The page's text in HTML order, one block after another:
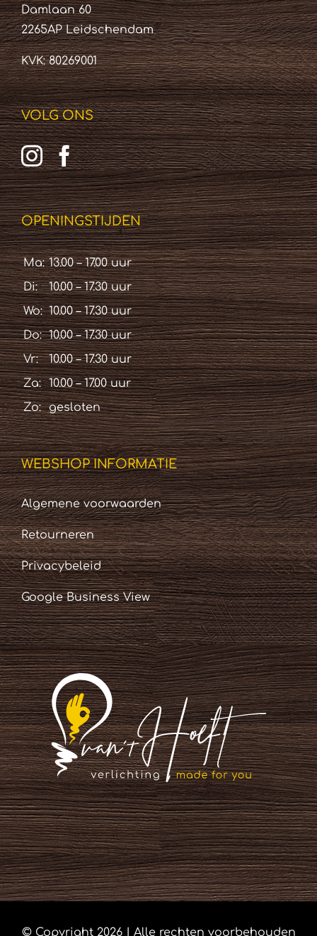
Damlaan 60
2265AP Leidschendam
KVK: 80269001
VOLG ONS
OPENINGSTIJDEN
Ma: 13.00 – 17.00 uur
Di:
10.00 – 17.30 uur
Wo: 10.00 – 17.30 uur
Do: 10.00 – 17.30 uur
Vr:
10.00 – 17.30 uur
Za:
10.00 – 17.00 uur
Zo:
gesloten
WEBSHOP INFORMATIE
Algemene voorwaarden
Retourneren
Privacybeleid
Google Business View
© Copyright 2026 | Alle rechten voorbehouden